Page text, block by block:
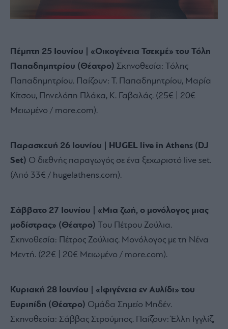
Πέμπτη 25 Ιουνίου | «Οικογένεια Τσεκμέ» του Τόλη
Παπαδημητρίου (Θέατρο) Σκηνοθεσία: Τόλης
Παπαδημητρίου. Παίζουν: Τ. Παπαδημητρίου, Μαρία
Κίτσου, Πηνελόπη Πλάκα, Κ. Γαβαλάς. (25€ | 20€
Μειωμένο / more.com).
Παρασκευή 26 Ιουνίου | HUGEL live in Athens (DJ
Set) Ο διεθνής παραγωγός σε ένα ξεχωριστό live set.
(Από 33€ / hugelathens.com).
Σάββατο 27 Ιουνίου | «Μια ζωή, ο μονόλογος μιας
μοδίστρας» (Θέατρο) Του Πέτρου Ζούλια.
Σκηνοθεσία: Πέτρος Ζούλιας. Μονόλογος με τη Νένα
Μεντή. (22€ | 20€ Μειωμένο / more.com).
Κυριακή 28 Ιουνίου | «Ιφιγένεια εν Αυλίδι» του
Ευριπίδη (Θέατρο) Ομάδα Σημείο Μηδέν.
Σκηνοθεσία: Σάββας Στρούμπος. Παίζουν:Έλλη Ιγγλίζ,